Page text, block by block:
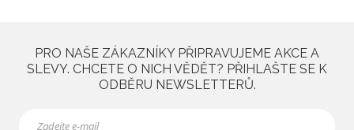
PRO NAŠE ZÁKAZNÍKY PŘIPRAVUJEME AKCE A
SLEVY. CHCETE O NICH VĚDĚT? PŘIHLAŠTE SE K
ODBĚRU NEWSLETTERŮ.